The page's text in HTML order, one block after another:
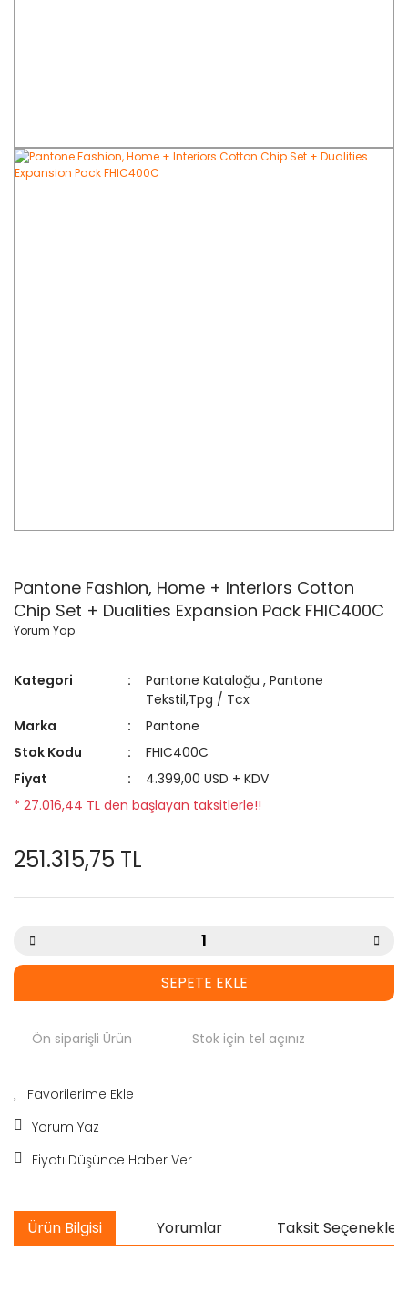
Pantone Fashion, Home + Interiors Cotton
Chip Set + Dualities Expansion Pack FHIC400C
Yorum Yap
Kategori Pantone Kataloğu ,Pantone
Tekstil,Tpg / Tcx
Marka
Pantone
Stok Kodu
FHIC400C
Fiyat
4.399,00 USD + KDV
* 27.016,44 TL den başlayan taksitlerle!!
251.315,75 TL
SEPETE EKLE
Ön siparişli Ürün Stok için tel açınız
Yorum Yaz
Fiyatı Düşünce Haber Ver
Ürün Bilgisi Yorumlar Taksit Seçenekleri